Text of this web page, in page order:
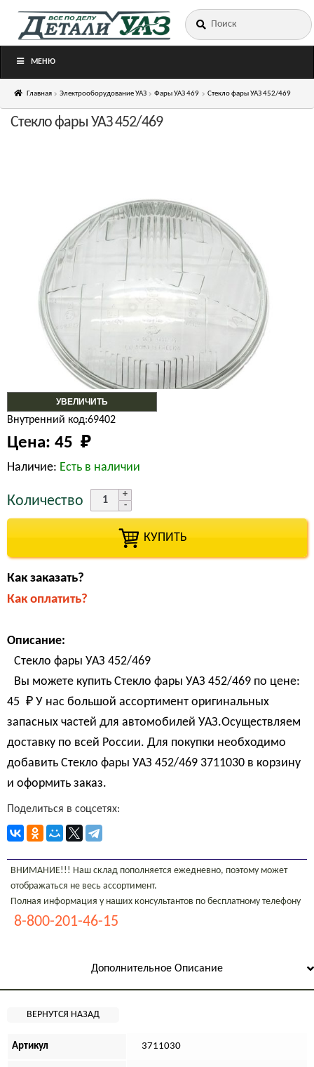
Перейти
Перейти
Искать:
МЕНЮ
Главная Электрооборудование УАЗ Фары УАЗ 469 Стекло фары УАЗ 452/469
УВЕЛИЧИТЬ
Стекло фары УАЗ 452/469
Внутренний код:69402
Цена: 45 ₽
Наличие: Есть в наличии
Количество
КУПИТЬ
Как заказать?
Как оплатить?
Описание:
Стекло фары УАЗ 452/469
Вы можете купить Стекло фары УАЗ 452/469 по цене:
45 ₽ У нас большой ассортимент оригинальных
запасных частей для автомобилей УАЗ.Осуществляем
доставку по всей России. Для покупки необходимо
добавить Стекло фары УАЗ 452/469 3711030 в корзину
и оформить заказ.
Поделиться в соцсетях:
ВНИМАНИЕ!!! Наш склад пополняется ежедневно, поэтому может
отображаться не весь ассортимент.
Полная информация у наших консультантов по бесплатному телефону
8-800-201-46-15
Дополнительное Описание
Артикул 3711030